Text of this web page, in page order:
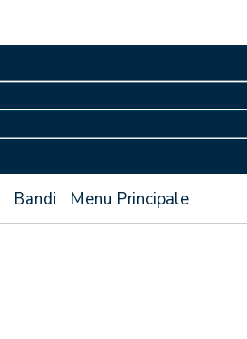
Bandi Menu Principale